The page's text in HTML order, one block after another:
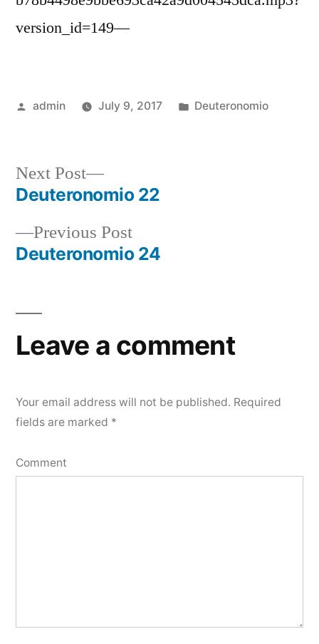
version_id=149—
Posted
admin July 9, 2017
Posted
Deuteronomio
Post
navigation
Previous PostPrevious
post:
Deuteronomio 24
Next Post
Next
post:
Deuteronomio 22
Leave a comment
Your email address will not be published. Required
fields are marked *
Comment